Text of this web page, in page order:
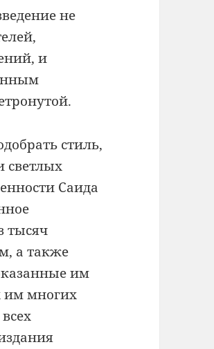
не
и
стиль,
светлых
Саида
тысяч
а также
им
им многих